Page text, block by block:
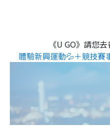
《U GO》請您
體驗新興運動💦＋競技賽